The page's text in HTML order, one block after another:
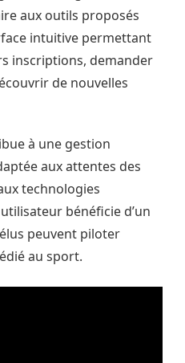
aux outils proposés
intuitive permettant
inscriptions, demander
de nouvelles
à une gestion
aux attentes des
technologies
bénéficie d’un
peuvent piloter
au sport.